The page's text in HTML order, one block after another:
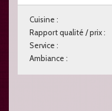
Cuisine :
Rapport qualité / prix :
Service :
Ambiance :